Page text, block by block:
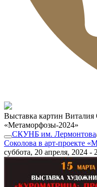
Выставка картин Виталия
«Метаморфозы-2024»
СКУНБ им. Лермонтова
Соколова в арт-проекте
суббота, 20 апреля, 2024 -